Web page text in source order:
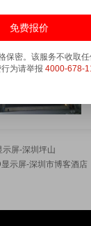
示屏-深圳坪山
示屏-深圳市博客酒店
保密。该服务不收取任
为请举报 4000-678-